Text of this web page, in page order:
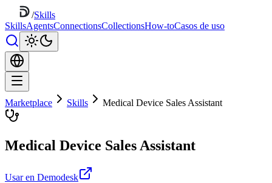
/Skills
SkillsAgentsConnectionsCollectionsHow-toCasos de uso
Marketplace Skills Medical Device Sales Assistant
Medical Device Sales Assistant
Usar en Demodesk